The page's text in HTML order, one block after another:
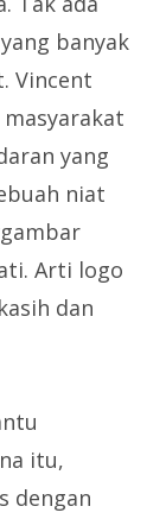
banyak
Vincent
yang
niat
Arti logo
dan
itu,
dengan